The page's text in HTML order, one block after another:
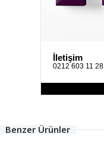
İletişim
0212 603 11 28
Benzer Ürünler